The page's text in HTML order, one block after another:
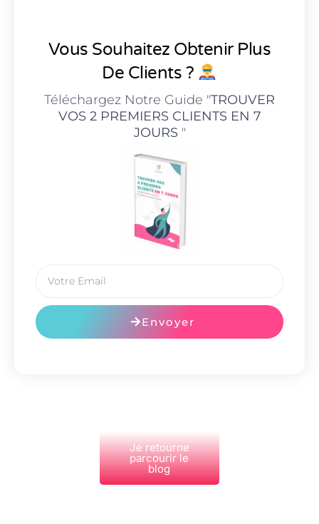
Vous Souhaitez Obtenir Plus
De Clients ?
Téléchargez Notre Guide "TROUVER
VOS 2 PREMIERS CLIENTS EN 7
JOURS"
Envoyer
Je retourne
parcourir le
blog